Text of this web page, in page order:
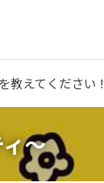
教えてください！
～